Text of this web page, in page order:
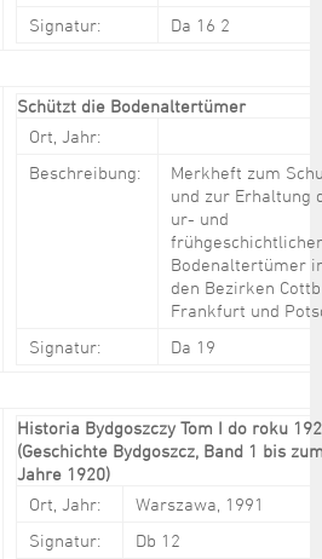
Signatur:
Da 16 2
Schützt die Bodenaltertümer
Ort, Jahr:
Beschreibung:
Merkheft zum
und zur Erhaltung
ur- und
Bodenaltertümer
den Bezirken
Frankfurt und
Signatur:
Da 19
Historia Bydgoszczy Tom I do roku
(Geschichte Bydgoszcz, Band 1 bis
Jahre 1920)
Ort, Jahr:
Warszawa, 1991
Signatur:
Db 12